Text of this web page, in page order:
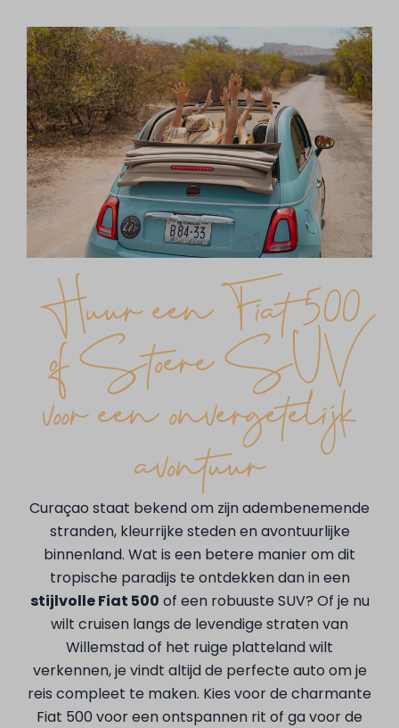
Huur een Fiat 500
of Stoere SUV
voor een onvergetelijk
avontuur
Curaçao staat bekend om zijn adembenemende
stranden, kleurrijke steden en avontuurlijke
binnenland. Wat is een betere manier om dit
tropische paradijs te ontdekken dan in een
stijlvolle Fiat 500 of een robuuste SUV? Of je nu
wilt cruisen langs de levendige straten van
Willemstad of het ruige platteland wilt
verkennen, je vindt altijd de perfecte auto om je
reis compleet te maken. Kies voor de charmante
Fiat 500 voor een ontspannen rit of ga voor de